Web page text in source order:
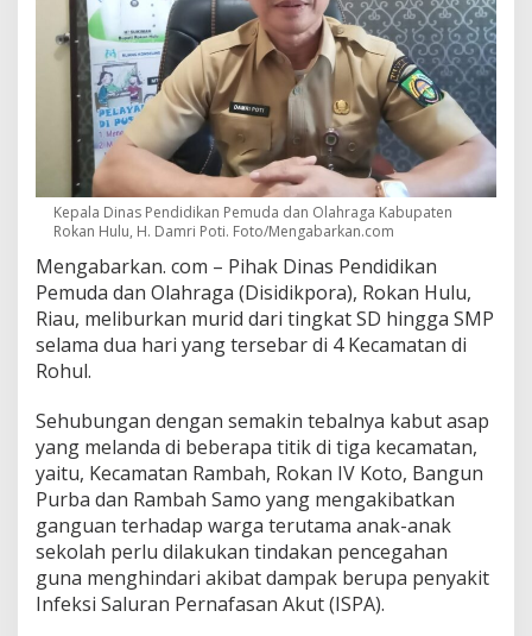
Kepala Dinas Pendidikan Pemuda dan Olahraga Kabupaten
Rokan Hulu, H. Damri Poti. Foto/Mengabarkan.com
Mengabarkan. com – Pihak Dinas Pendidikan
Pemuda dan Olahraga (Disidikpora), Rokan Hulu,
Riau, meliburkan murid dari tingkat SD hingga SMP
selama dua hari yang tersebar di 4 Kecamatan di
Rohul.
Sehubungan dengan semakin tebalnya kabut asap
yang melanda di beberapa titik di tiga kecamatan,
yaitu, Kecamatan Rambah, Rokan IV Koto, Bangun
Purba dan Rambah Samo yang mengakibatkan
ganguan terhadap warga terutama anak-anak
sekolah perlu dilakukan tindakan pencegahan
guna menghindari akibat dampak berupa penyakit
Infeksi Saluran Pernafasan Akut (ISPA).